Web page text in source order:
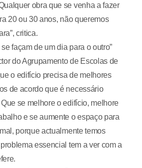
obra que se venha a fazer
20 ou 30 anos, não queremos
critica.
façam de um dia para o outro”
do Agrupamento de Escolas de
o edifício precisa de melhores
de acordo que é necessário
se melhore o edifício, melhore
e se aumente o espaço para
porque actualmente temos
essencial tem a ver com a